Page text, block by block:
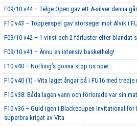
F09/10 v44 – Telge Open gav ett A-silver denna
F10 v43 – Toppenspel gav storseger mot Alvik i
F09/10 v42 – 1 vinst och 2 förluster efter blandat
F09/10 v41 – Ännu en intensiv baskethelg!
F10 v40 – Nothing’s gonna stop us now...
F10 v40 (1) - Vita laget ångar på i FU16 med tredje
F10 v38: Båda lagen vann och förlorade var sin
F10 v36 – Guld igen i Blackecupen Invitational för
superbra krigat av Vita